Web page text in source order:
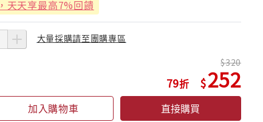
，天天享最高7%回饋
大量採購請至團購專區
79
320
252
加入購物車 直接購買